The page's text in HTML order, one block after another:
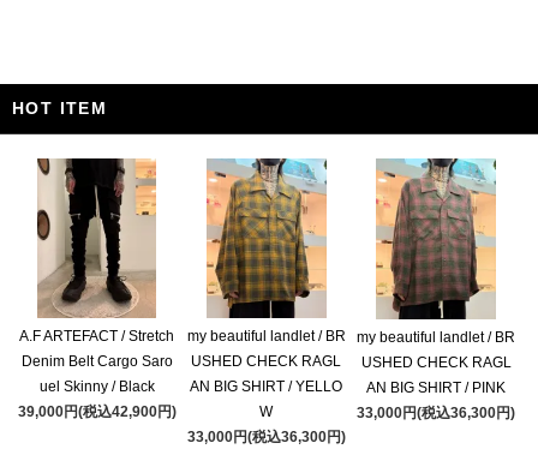
HOT ITEM
A.F ARTEFACT / Stretch
Denim Belt Cargo Saro
uel Skinny / Black
39,000円(税込42,900円)
my beautiful landlet / BR
USHED CHECK RAGL
AN BIG SHIRT / YELLO
W
33,000円(税込36,300円)
my beautiful landlet / BR
USHED CHECK RAGL
AN BIG SHIRT / PINK
33,000円(税込36,300円)